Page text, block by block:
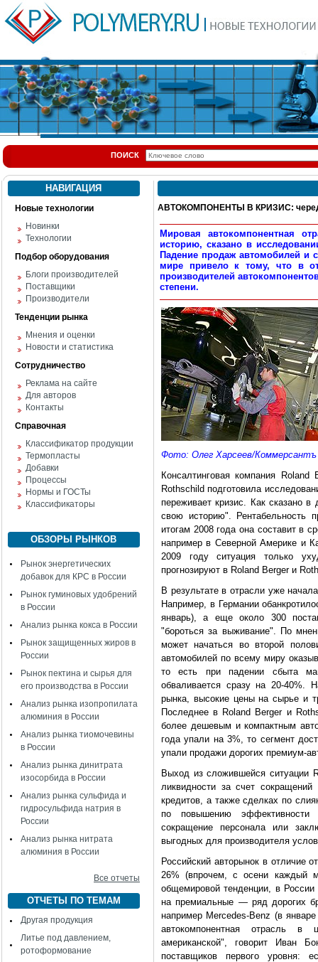
ПОИСК
НАВИГАЦИЯ
Новые технологии
Новинки
Технологии
Подбор оборудования
Блоги производителей
Поставщики
Производители
Тенденции рынка
Мнения и оценки
Новости и статистика
Сотрудничество
Реклама на сайте
Для авторов
Контакты
Справочная
Классификатор продукции
Термопласты
Добавки
Процессы
Нормы и ГОСТы
Классификаторы
ОБЗОРЫ РЫНКОВ
Рынок энергетических
добавок для КРС в России
Рынок гуминовых удобрений
в России
Анализ рынка кокса в России
Рынок защищенных жиров в
России
Рынок пектина и сырья для
его производства в России
Анализ рынка изопропилата
алюминия в России
Анализ рынка тиомочевины
в России
Анализ рынка динитрата
изосорбида в России
Анализ рынка сульфида и
гидросульфида натрия в
России
Анализ рынка нитрата
алюминия в России
Все отчеты
ОТЧЕТЫ ПО ТЕМАМ
Другая продукция
Литье под давлением,
ротоформование
АВТОКОМПОНЕНТЫ В КРИЗИС:
Мировая автокомпонентная
историю, сказано в
Падение продаж автомобилей
мире привело к тому, что в
производителей
степени.
Фото: Олег Харсеев/Коммерсантъ
Консалтинговая компания
Rothschild подготовила
переживает кризис. Как сказано
свою историю". Рентабельность
итогам 2008 года она составит в
например в Северной Америке и
2009 году ситуация только
прогнозируют в Roland Berger и
В результате в отрасли уже
Например, в Германии
январь), а еще около 300
"бороться за выживание". По
может начаться во второй
автомобилей по всему миру
то есть при падении сбыта
обваливается сразу на 20-40%.
рынка, высокие цены на сырье и
Последнее в Roland Berger и
более дешевым и компактным
года упали на 3%, то сегмент
упали продажи дорогих премиум-
Выход из сложившейся ситуации
ликвидности за счет сокращений
кредитов, а также сделках по
по повышению эффективности
сокращение персонала или
выгодных для производителя
Российский авторынок в отличие
26% (впрочем, с осени каждый
общемировой тенденции, в
на премиальные — ряд дорогих
например Mercedes-Benz (в
автокомпонентная отрасль в
американской", говорит Иван
поставщиков первого уровня: